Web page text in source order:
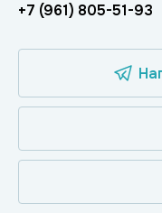
+7 (961) 805-51-93